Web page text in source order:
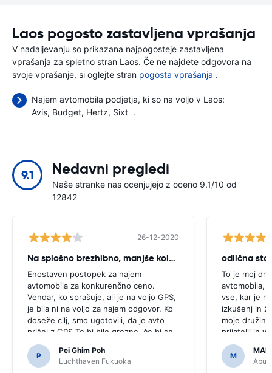
Laos pogosto zastavljena vprašanja
V nadaljevanju so prikazana najpogosteje zastavljena
vprašanja za spletno stran Laos. Če ne najdete odgovora na
svoje vprašanje, si oglejte stran pogosta vprašanja .
Najem avtomobila podjetja, ki so na voljo v Laos:
Avis Budget Hertz Sixt .
9.1 Nedavni pregledi
Naše stranke nas ocenjujejo z oceno 9.1/10 od
12842
26-12-2020
Na splošno brezhibno, manjše kolcanje
Enostaven postopek za najem
avtomobila za konkurenčno ceno.
Vendar, ko sprašuje, ali je na voljo GPS,
je bila ni na voljo za najem odgovor. Ko
doseže cilj, smo ugotovili, da je avto
prišel z GPS.To bi bilo grozno, če bi se
odločili za nakup GPS, kot je bilo
potrebno za navigacijo japonske ceste.
P
Pei Ghim Poh
Luchthaven Fukuoka
odlična
To je moj
avtomobila,
vse, kar je
izkušenj in
moje
prijatelji in
dostopna in
M
Abu